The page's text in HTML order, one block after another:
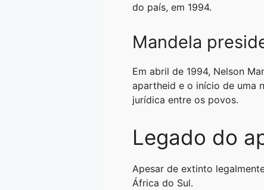
do país, em 1994.
Mandela
Em abril de 1994, Nelson
apartheid e o início de uma
jurídica entre os povos.
Legado do
Apesar de extinto
África do Sul.